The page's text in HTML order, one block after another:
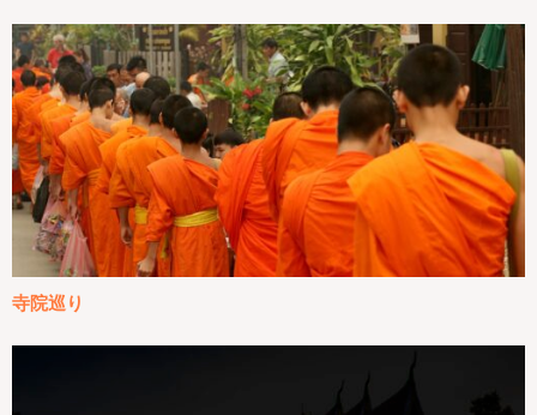
寺院巡り